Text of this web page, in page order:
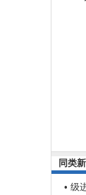
同类
• 级